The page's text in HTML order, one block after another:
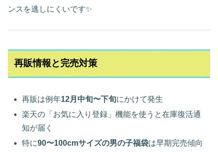
ンスを逃しにくいです✨
再販情報と完売対策
再販は例年12月中旬〜下旬にかけて発生
楽天の「お気に入り登録」機能を使うと在庫復活通
知が届く
特に90〜100cmサイズの男の子福袋は早期完売傾向